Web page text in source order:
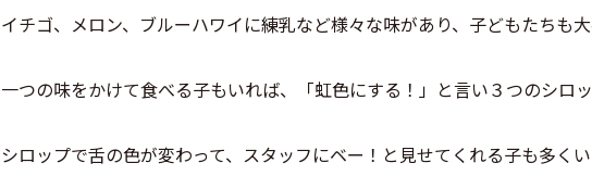
イチゴ、メロン、ブルーハワイに練乳など様々な味があり、子どもたちも
一つの味をかけて食べる子もいれば、「虹色にする！」と言い３つのシロ
シロップで舌の色が変わって、スタッフにベー！と見せてくれる子も多く